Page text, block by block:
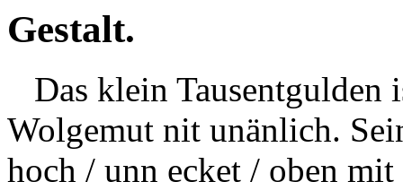
Gestalt.
Das klein Tausentgulden
Wolgemut nit unänlich.
hoch / unn ecket / oben